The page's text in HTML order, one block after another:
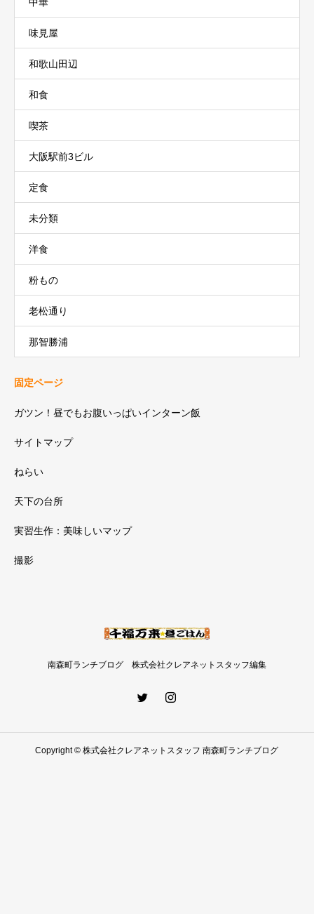
味見屋
和歌山田辺
和食
喫茶
大阪駅前3ビル
定食
未分類
洋食
粉もの
老松通り
那智勝浦
固定ページ
ガツン！昼でもお腹いっぱいインターン飯
サイトマップ
ねらい
天下の台所
実習生作：美味しいマップ
撮影
南森町ランチブログ 株式会社クレアネットスタッフ編集
Copyright © 株式会社クレアネットスタッフ 南森町ランチブログ